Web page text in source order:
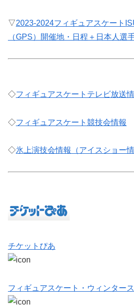
▽2023-2024フィギュアスケート
（GPS）開催地・日程＋日本人選
◇フィギュアスケートテレビ放送
◇フィギュアスケート競技会情報
◇氷上演技会情報（アイスショー情
チケットぴあ
フィギュアスケート・ウィンター